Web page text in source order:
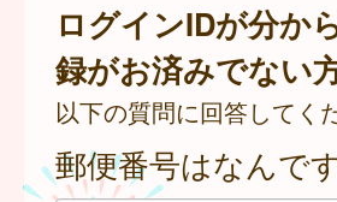
ログインIDが分か
録がお済みでない
以下の質問に回答してく
郵便番号はなんで